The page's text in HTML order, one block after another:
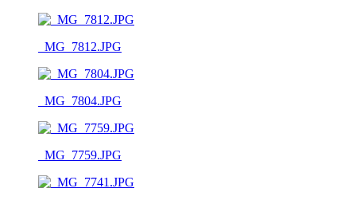
_MG_7812.JPG
_MG_7804.JPG
_MG_7759.JPG